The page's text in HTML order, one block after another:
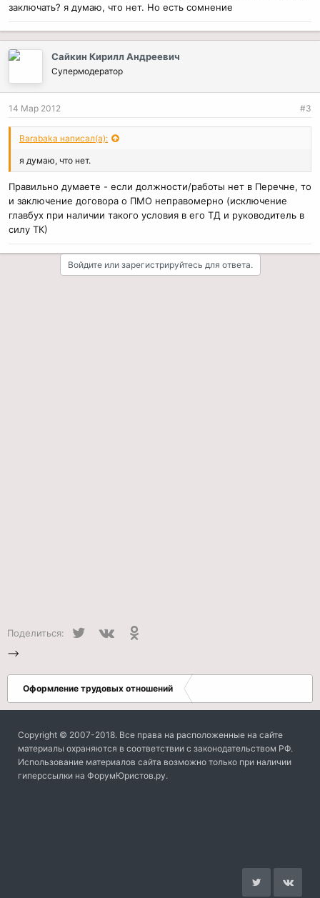
заключать? я думаю, что нет. Но есть сомнение
Сайкин Кирилл Андреевич
Супермодератор
14 Мар 2012 #3
Barabaka написал(а):
я думаю, что нет.
Правильно думаете - если должности/работы нет в Перечне, то
и заключение договора о ПМО неправомерно (исключение
главбух при наличии такого условия в его ТД и руководитель в
силу ТК)
Войдите или зарегистрируйтесь для ответа.
Поделиться: Twitter
-->
Оформление трудовых отношений
Copyright © 2007-2018. Все права на расположенные на сайте
материалы охраняются в соответствии с законодательством РФ.
Использование материалов сайта возможно только при наличии
гиперссылки на ФорумЮристов.ру.